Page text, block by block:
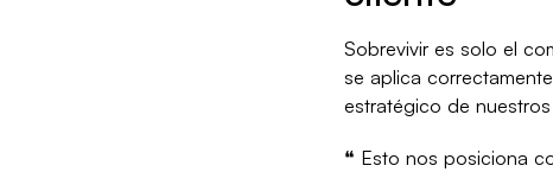
Sobrevivir es solo el
se aplica
estratégico de
❝ Esto nos posiciona